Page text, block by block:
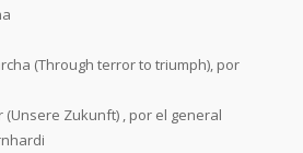
(Through terror to triumph), por
Zukunft) , por el general